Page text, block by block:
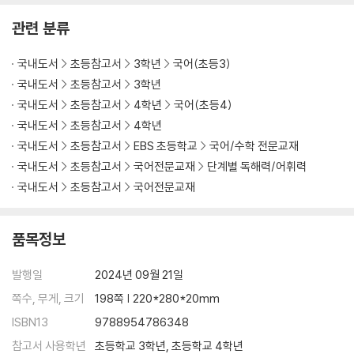
관련 분류
국내도서 초등참고서 3학년
국어(초등3)
국내도서
초등참고서
3학년
국내도서
초등참고서 4학년
국어(초등4)
국내도서
초등참고서
4학년
국내도서
초등참고서 EBS 초등학교
국어/수학 전문교재
국내도서
초등참고서 국어전문교재
단계별 독해력/어휘력
국내도서
초등참고서 국어전문교재
품목정보
발행일
2024년 09월 21일
쪽수, 무게, 크기
198쪽 | 220*280*20mm
ISBN13
9788954786348
참고서 사용학년
초등학교 3학년, 초등학교 4학년